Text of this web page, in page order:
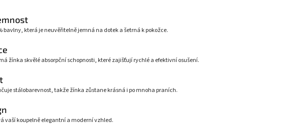
bavlny, která je neuvěřitelně jemná na dotek a šetrná k pokožce.
žínka skvělé absorpční schopnosti, které zajišťují rychlé a efektivní osušení.
stálobarevnost, takže žínka zůstane krásná i po mnoha praních.
vaší koupelně elegantní a moderní vzhled.